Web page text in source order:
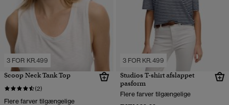
3 FOR KR.499
Scoop Neck Tank Top
(2)
Flere farver tilgængelige
3 FOR KR.499
Studios T-shirt afslappet
pasform
Flere farver tilgængelige